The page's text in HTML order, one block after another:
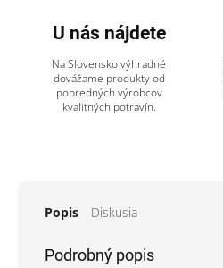
U nás nájdete
Na Slovensko výhradné
dovážame produkty od
popredných výrobcov
kvalitných potravín.
Popis Diskusia
Podrobný popis